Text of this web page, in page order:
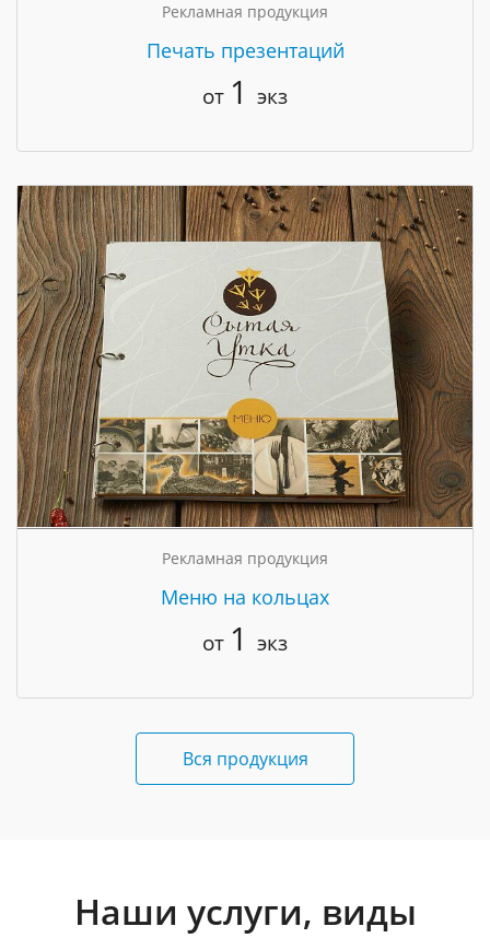
Рекламная продукция
Печать презентаций
от 1 экз
Рекламная продукция
Меню на кольцах
от 1 экз
Вся продукция
Наши услуги, виды